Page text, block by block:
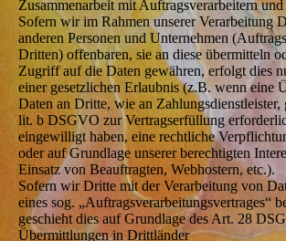
Zusammenarbeit mit Auftragsverarbeitern
Sofern wir im Rahmen unserer Verarbeitung
anderen Personen und Unternehmen
Dritten) offenbaren, sie an diese übermitteln
Zugriff auf die Daten gewähren, erfolgt dies
einer gesetzlichen Erlaubnis (z.B. wenn eine
Daten an Dritte, wie an Zahlungsdienstleister,
lit. b DSGVO zur Vertragserfüllung
eingewilligt haben, eine rechtliche
oder auf Grundlage unserer berechtigten
Einsatz von Beauftragten, Webhostern, etc.).
Sofern wir Dritte mit der Verarbeitung von
eines sog. „Auftragsverarbeitungsvertrages“
geschieht dies auf Grundlage des Art. 28
Übermittlungen in Drittländer